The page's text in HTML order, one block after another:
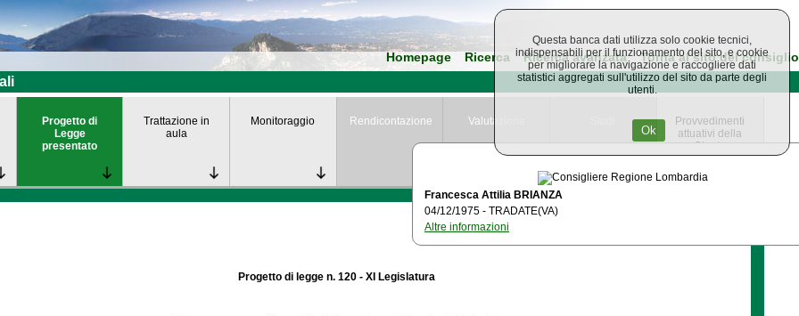
Homepage Ricerca Ricerca avanzata Torna al sito del consiglio
Progetto di
Legge
presentato
Trattazione in
aula
Monitoraggio Rendicontazione Valutazione
Provvedimenti
attuativi della
Giunta
Regionale
Progetto di legge n. 120 - XI Legislatura
Francesca Attilia BRIANZA
04/12/1975 - TRADATE(VA)
Altre informazioni
Questa banca dati utilizza solo cookie tecnici,
indispensabili per il funzionamento del sito, e cookie
per migliorare la navigazione e raccogliere dati
statistici aggregati sull'utilizzo del sito da parte degli
utenti.
Ok